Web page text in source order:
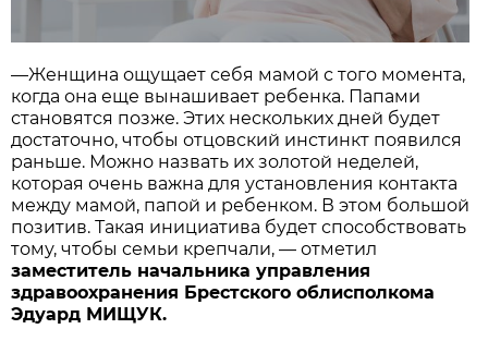
—Женщина ощущает себя мамой с того момента,
когда она еще вынашивает ребенка. Папами
становятся позже. Этих нескольких дней будет
достаточно, чтобы отцовский инстинкт появился
раньше. Можно назвать их золотой неделей,
которая очень важна для установления контакта
между мамой, папой и ребенком. В этом большой
позитив. Такая инициатива будет способствовать
тому, чтобы семьи крепчали, — отметил
заместитель начальника управления
здравоохранения Брестского облисполкома
Эдуард МИЩУК.